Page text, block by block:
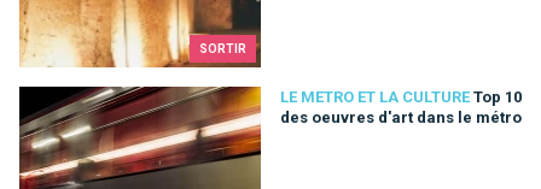
SORTIR
LE METRO ET LA CULTURE Top 10
des oeuvres d'art dans le métro
Top 10 des oeuvres d'art dans le métro